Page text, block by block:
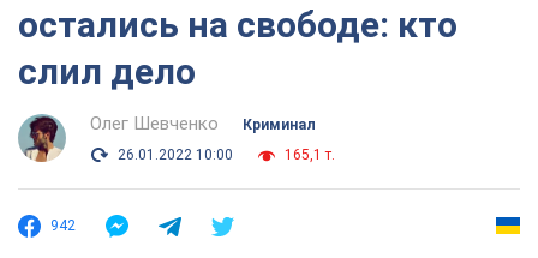
остались на свободе: кто
слил дело
Олег Шевченко
Криминал
26.01.2022 10:00
165,1 т.
942